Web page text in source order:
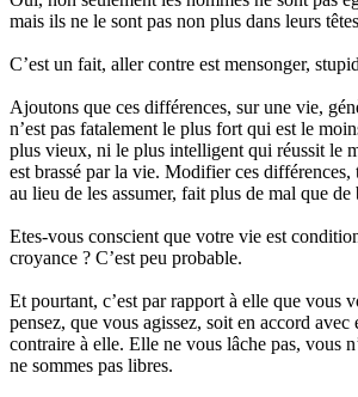
mais ils ne le sont pas non plus dans leurs
C’est un fait, aller contre est mensonger,
Ajoutons que ces différences, sur une vie,
n’est pas fatalement le plus fort qui est le
plus vieux, ni le plus intelligent qui réussit le
est brassé par la vie. Modifier ces différences,
au lieu de les assumer, fait plus de mal que de
Etes-vous conscient que votre vie est
croyance ? C’est peu probable.
Et pourtant, c’est par rapport à elle que vous
pensez, que vous agissez, soit en accord avec
contraire à elle. Elle ne vous lâche pas, vous
ne sommes pas libres.